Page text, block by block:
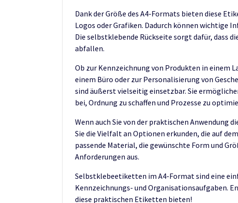
Dank der Größe des A4-Formats bieten diese
Logos oder Grafiken. Dadurch können wichtige
Die selbstklebende Rückseite sorgt dafür, dass
abfallen.
Ob zur Kennzeichnung von Produkten in einem
einem Büro oder zur Personalisierung von
sind äußerst vielseitig einsetzbar. Sie
bei, Ordnung zu schaffen und Prozesse zu
Wenn auch Sie von der praktischen
Sie die Vielfalt an Optionen erkunden, die auf
passende Material, die gewünschte Form und
Anforderungen aus.
Selbstklebeetiketten im A4-Format sind eine
Kennzeichnungs- und Organisationsaufgaben.
diese praktischen Etiketten bieten!